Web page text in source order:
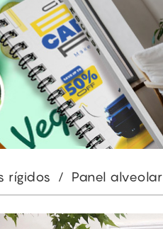
rígidos / Panel alveolar